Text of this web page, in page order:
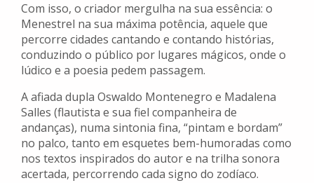
Com isso, o criador mergulha na sua essência: o
Menestrel na sua máxima potência, aquele que
percorre cidades cantando e contando histórias,
conduzindo o público por lugares mágicos, onde o
lúdico e a poesia pedem passagem.
A afiada dupla Oswaldo Montenegro e Madalena
Salles (flautista e sua fiel companheira de
andanças), numa sintonia fina, “pintam e bordam”
no palco, tanto em esquetes bem-humoradas como
nos textos inspirados do autor e na trilha sonora
acertada, percorrendo cada signo do zodíaco.